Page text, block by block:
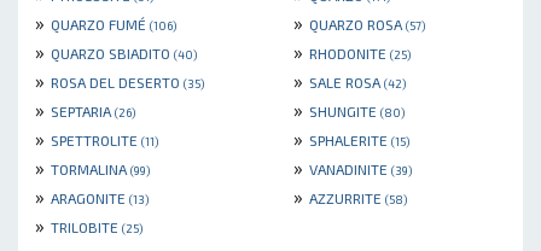
» QUARZO FUMÉ (106) » QUARZO ROSA (57)
» QUARZO SBIADITO (40) » RHODONITE (25)
» ROSA DEL DESERTO (35) » SALE ROSA (42)
» SEPTARIA (26) » SHUNGITE (80)
» SPETTROLITE (11) » SPHALERITE (15)
» TORMALINA (99) » VANADINITE (39)
» ARAGONITE (13) » AZZURRITE (58)
» TRILOBITE (25)